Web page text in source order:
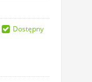
Dostępny